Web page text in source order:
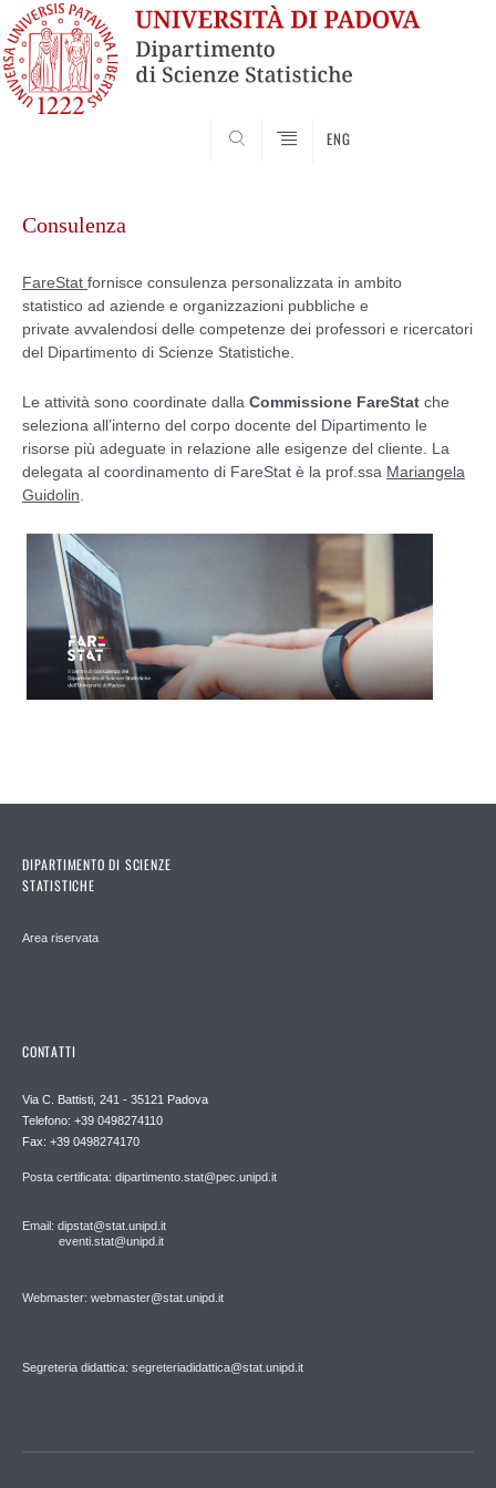
ENG
contentConsulenza
FareStat fornisce consulenza personalizzata in ambito
statistico ad aziende e organizzazioni pubbliche e
private avvalendosi delle competenze dei professori e ricercatori
del Dipartimento di Scienze Statistiche.
Le attività sono coordinate dalla Commissione FareStat che
seleziona all’interno del corpo docente del Dipartimento le
risorse più adeguate in relazione alle esigenze del cliente. La
delegata al coordinamento di FareStat è la prof.ssa Mariangela
Guidolin
DIPARTIMENTO DI SCIENZE
STATISTICHE
Area riservata
CONTATTI
Via C. Battisti, 241 - 35121 Padova
Telefono: +39 0498274110
Fax: +39 0498274170
Posta certificata: dipartimento.stat@pec.unipd.it
Email: dipstat@stat.unipd.it
eventi.stat@unipd.it
Webmaster: webmaster@stat.unipd.it
Segreteria didattica: segreteriadidattica@stat.unipd.it